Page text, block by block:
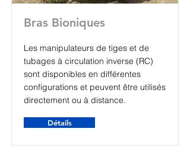
Bras Bioniques
Les manipulateurs de tiges et de
tubages à circulation inverse (RC)
sont disponibles en différentes
configurations et peuvent être utilisés
directement ou à distance.
Détails